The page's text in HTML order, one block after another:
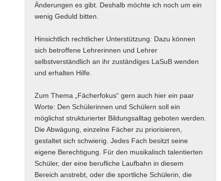
Änderungen es gibt. Deshalb möchte ich noch um ein
wenig Geduld bitten.
Hinsichtlich rechtlicher Unterstützung: Dazu können
sich betroffene Lehrerinnen und Lehrer
selbstverständlich an ihr zuständiges LaSuB wenden
und erhalten Hilfe.
Zum Thema „Fächerfokus“ gern auch hier ein paar
Worte: Den Schülerinnen und Schülern soll ein
möglichst strukturierter Bildungsalltag geboten werden.
Die Abwägung, einzelne Fächer zu priorisieren,
gestaltet sich schwierig. Jedes Fach besitzt seine
eigene Berechtigung. Für den musikalisch talentierten
Schüler, der eine berufliche Laufbahn in diesem
Bereich anstrebt, oder die sportliche Schülerin, die